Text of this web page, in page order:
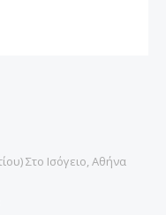
Στο Ισόγειο, Αθήνα